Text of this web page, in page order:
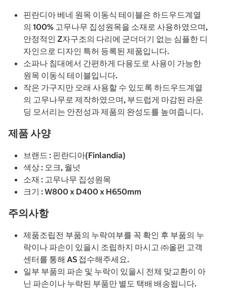
핀란디아 베네 원목 이동식 테이블은 하드우드계열
의 100% 고무나무 집성원목을 소재로 사용하였으며,
안정적인 Z자구조의 다리에 군더더기 없는 심플한 디
자인으로 디자인 특허 등록된 제품입니다.
소파나 침대에서 간편하게 다용도로 사용이 가능한
원목 이동식 테이블입니다.
작은 가구지만 오래 사용할 수 있도록 하드우드계열
의 고무나무로 제작하였으며, 부드럽게 마감된 라운
딩 모서리는 안전성과 제품의 완성도를 높여줍니다.
제품 사양
브랜드 : 핀란디아(Finlandia)
색상 : 오크, 월넛
소재 : 고무나무 집성원목
크기 : W800 x D400 x H650mm
주의사항
제품조립전 부품의 누락여부를 꼭 확인 후 부품의 누
락이나 파손이 있을시 조립하지 마시고 ㈜올펀 고객
센터를 통해 AS 접수해주세요.
일부 부품의 파손 및 누락이 있을시 전체 맞교환이 아
닌 파손이나 누락된 부품만 별도 택배 배송됩니다.